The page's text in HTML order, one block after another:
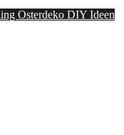
Osterdeko DIY Ideen